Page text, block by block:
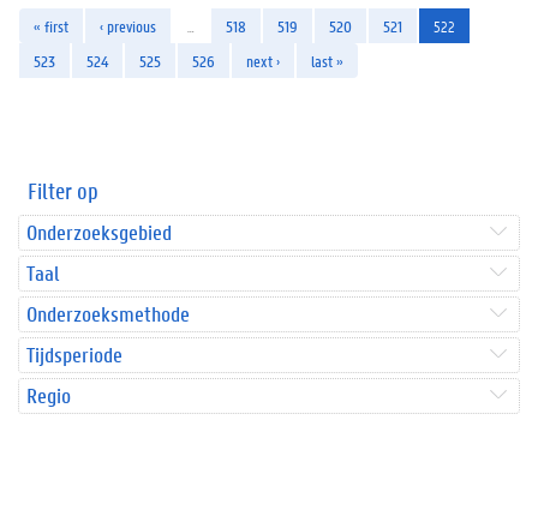
« first ‹ previous 518 519 520 521
522
523
524 525 526 next › last »
Filter op
Onderzoeksgebied
Taal
Onderzoeksmethode
Tijdsperiode
Regio